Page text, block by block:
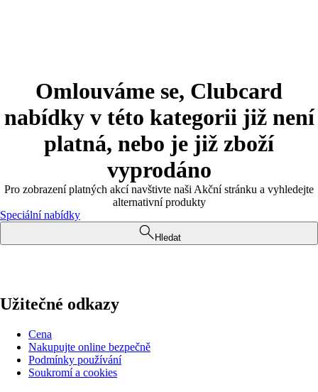
Omlouváme se, Clubcard
nabídky v této kategorii již není
platná, nebo je již zboží
vyprodáno
Pro zobrazení platných akcí navštivte naši Akční stránku a vyhledejte
alternativní produkty
Speciální nabídky
Hledat
Užitečné odkazy
Cena
Nakupujte online bezpečně
Podmínky používání
Soukromí a cookies